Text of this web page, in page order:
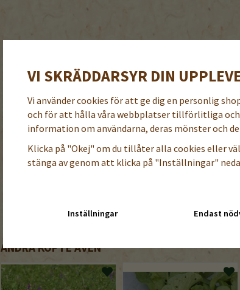
ANDRA KÖPTE ÄVEN
VI SKRÄDDARSYR DIN
Vi använder cookies för att ge dig en personlig
och för att hålla våra webbplatser tillförlitliga och
information om användarna, deras mönster och
Klicka på "Okej" om du tillåter alla cookies eller
stänga av genom att klicka på "Inställningar"
Inställningar Endast